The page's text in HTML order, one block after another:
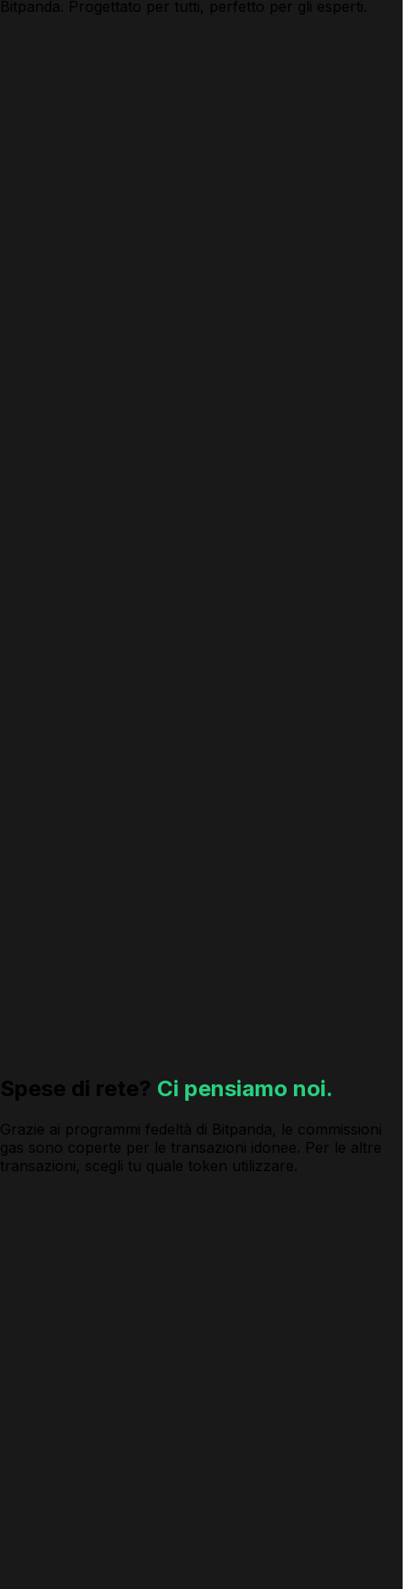
Bitpanda. Progettato per tutti, perfetto per gli esperti.
Spese di rete? Ci pensiamo noi.
Grazie ai programmi fedeltà di Bitpanda, le commissioni
gas sono coperte per le transazioni idonee. Per le altre
transazioni, scegli tu quale token utilizzare.